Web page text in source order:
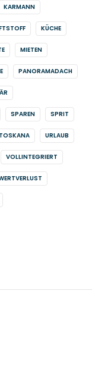
KARMANN
KÜCHE
MIETEN
PANORAMADACH
SPAREN SPRIT
TOSKANA URLAUB
VOLLINTEGRIERT